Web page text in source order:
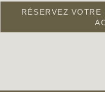
RÉSERVEZ VOTRE